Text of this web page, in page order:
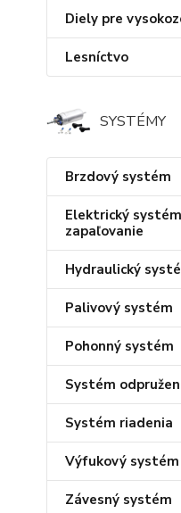
Diely pre
Lesníctvo
SYSTÉMY
Brzdový systém
Elektrický
zapaľovanie
Hydraulický
Palivový systém
Pohonný systém
Systém
Systém riadenia
Výfukový systém
Závesný systém